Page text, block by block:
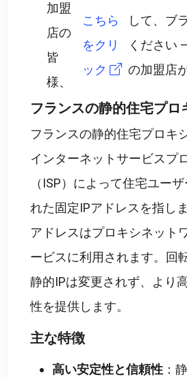
加盟
店の
皆
様、
こちら
をクリ
ック
して、ブ
ください
の加盟店
フランスの静的住宅プロ
フランスの静的住宅プロキ
インターネットサービスプ
（ISP）によって住宅ユー
れた固定IPアドレスを指し
アドレスはプロキシネット
ービスに利用されます。回
静的IPは変更されず、より
性を提供します。
主な特徴
高い安定性と信頼性 ：